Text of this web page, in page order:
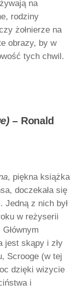
na
rodziny
żołnierze na
obrazy, by w
tych chwil.
– Ronald
, piękna książka
doczekała się
Jedną z nich był
w reżyserii
jest skąpy i zły
Scrooge (w tej
dzięki wizycie
i